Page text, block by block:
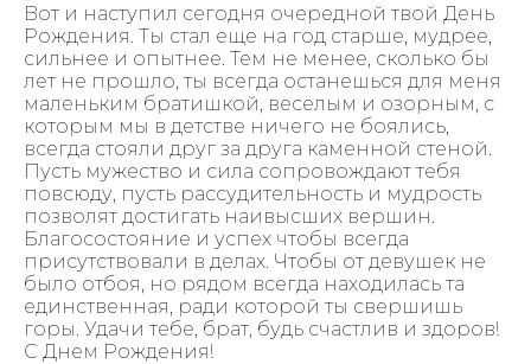
Вот и наступил сегодня очередной твой День
Рождения. Ты стал еще на год старше, мудрее,
сильнее и опытнее. Тем не менее, сколько бы
лет не прошло, ты всегда останешься для меня
маленьким братишкой, веселым и озорным, с
которым мы в детстве ничего не боялись,
всегда стояли друг за друга каменной стеной.
Пусть мужество и сила сопровождают тебя
повсюду, пусть рассудительность и мудрость
позволят достигать наивысших вершин.
Благосостояние и успех чтобы всегда
присутствовали в делах. Чтобы от девушек не
было отбоя, но рядом всегда находилась та
единственная, ради которой ты свершишь
горы. Удачи тебе, брат, будь счастлив и здоров!
С Днем Рождения!